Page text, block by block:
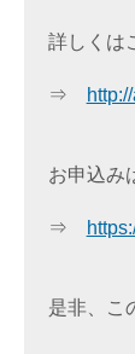
詳しくは
⇒
お申込み
⇒
是非、こ